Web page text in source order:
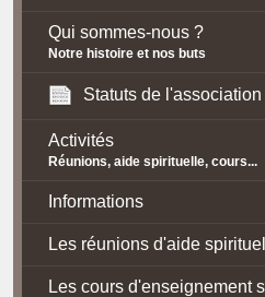
Qui sommes-nous ?
Notre histoire et nos buts
Statuts de l'association
Activités
Réunions, aide spirituelle, cours...
Informations
Les réunions d'aide
Les cours d'enseignement